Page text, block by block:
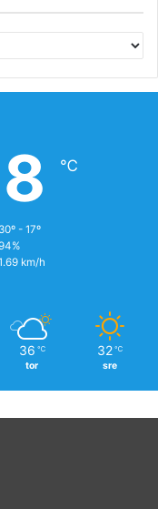
℃
30º - 17º
km/h
36 ℃
tor
32 ℃
sre